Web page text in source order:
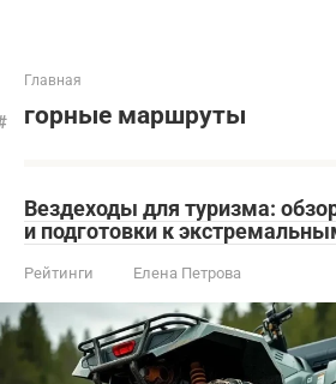
Главная
горные маршруты
Вездеходы для туризма:
и подготовки к
Рейтинги Елена Петрова